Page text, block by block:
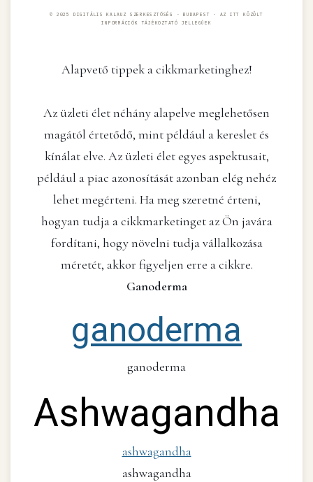
© 2025 DIGITÁLIS KALAUZ SZERKESZTŐSÉG · BUDAPEST · AZ ITT KÖZÖLT
INFORMÁCIÓK TÁJÉKOZTATÓ JELLEGŰEK
Alapvető tippek a cikkmarketinghez!
Az üzleti élet néhány alapelve meglehetősen
magától értetődő, mint például a kereslet és
kínálat elve. Az üzleti élet egyes aspektusait,
például a piac azonosítását azonban elég nehéz
lehet megérteni. Ha meg szeretné érteni,
hogyan tudja a cikkmarketinget az Ön javára
fordítani, hogy növelni tudja vállalkozása
méretét, akkor figyeljen erre a cikkre.
Ganoderma
ganoderma
ganoderma
Ashwagandha
ashwagandha
ashwagandha